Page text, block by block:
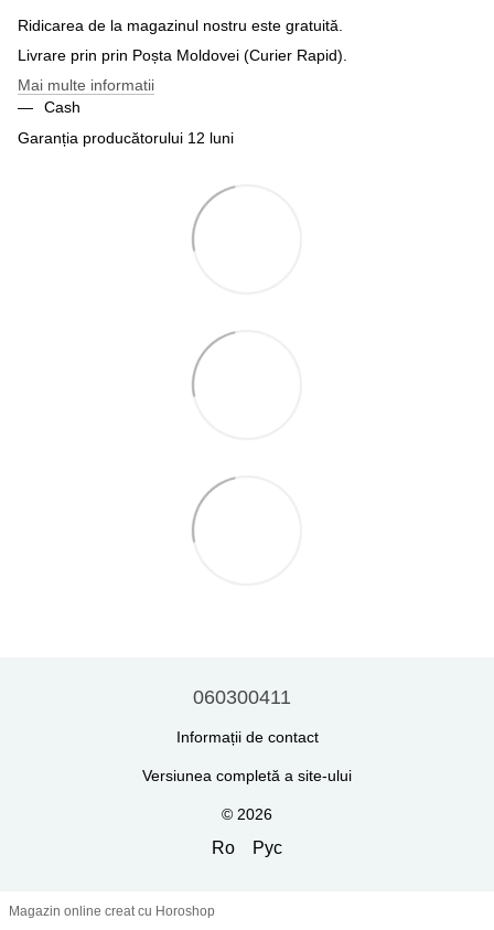
Ridicarea de la magazinul nostru este gratuită.
Livrare prin prin Poșta Moldovei (Curier Rapid).
Mai multe informatii
Cash
Garanția producătorului 12 luni
060300411
Informații de contact
Versiunea completă a site-ului
© 2026
Ro Рус
Magazin online creat cu Horoshop